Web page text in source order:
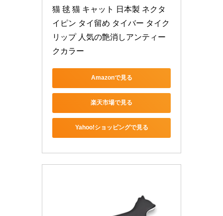
猫 毬 猫 キャット 日本製 ネクタ
イピン タイ留め タイバー タイク
リップ 人気の艶消しアンティー
クカラー
Amazonで見る
楽天市場で見る
Yahoo!ショッピングで見る